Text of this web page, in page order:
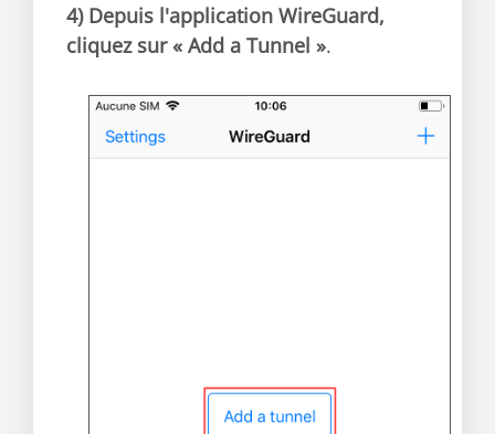
4) Depuis l'application WireGuard,
cliquez sur « Add a Tunnel ».